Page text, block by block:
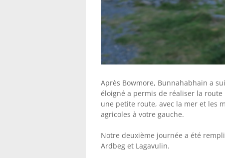
Après Bowmore, Bunnahabhain a
éloigné a permis de réaliser la
une petite route, avec la mer et les
agricoles à votre gauche.
Notre deuxième journée a été
Ardbeg et Lagavulin.